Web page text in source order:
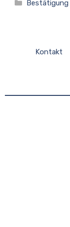
Bestätigung
Kontakt